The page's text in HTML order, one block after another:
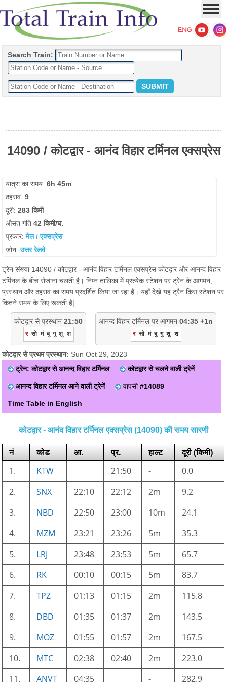
Search Train:
14090 / कोटद्वार - आनंद विहार टर्मिनल एक्सप्रेस
यात्रा का समय:6h 45m
ठहराव:9
दूरी:283 किमी
औसत गति42 किमी/घ.
प्रकार:मेल / एक्सप्रेस
जोन:उत्तर रेलवे
ट्रेन संख्या 14090 / कोटद्वार - आनंद विहार टर्मिनल एक्सप्रेस कोटद्वार और आनन्द विहार
टर्मिनल के बीच रोजाना चलती है। निम्न तालिका में प्रत्येक स्टेशन पर ट्रेन के आगमन,
प्रस्थान और ठहराव का समय प्रदर्शित किया जा रहा है। यहाँ देखे यह ट्रैन किस स्टेशन पर
कितने समय के लिए रूकती है|
कोटद्वार से प्रस्थान 21:50
र सो मं बु गु शु श
आनन्द विहार टर्मिनल पर आगमन 04:35 +1n
र सो मं बु गु शु श
कोटद्वार से प्रथम प्रस्थान: Sun Oct 29, 2023
ट्रेन: कोटद्वार से आनन्द विहार टर्मिनल
कोटद्वार से चलने वाली ट्रेनें
आनन्द विहार टर्मिनल आने वाली ट्रेनें वापसी#14089
Time Table in English
कोटद्वार - आनंद विहार टर्मिनल एक्सप्रेस (14090) की समय सारणी
नं कोड आ. प्र. हाल्ट
दूरी (किमी)
1.
KTW 21:50 -
0.0
2.
SNX 22:10 22:12 2m
9.2
3.
NBD 22:50 23:00 10m
24.1
4.
MZM 23:21 23:26 5m
35.3
5.
LRJ 23:48 23:53 5m
65.7
6.
RK 00:10 00:15 5m
83.7
7.
TPZ 01:13 01:15 2m
115.8
8.
DBD 01:35 01:37 2m
143.5
9.
MOZ 01:55 01:57 2m
167.5
10.
MTC 02:38 02:40 2m
223.0
11.
ANVT 04:35 - 282.9